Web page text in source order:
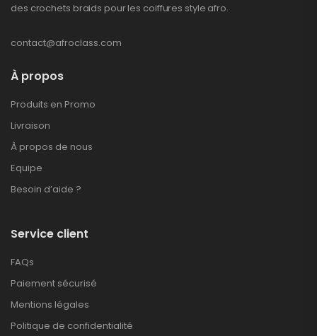
des crochets braids pour les coiffures style afro.
contact@afroclass.com
À propos
Produits en Promo
Livraison
À propos de nous
Equipe
Besoin d’aide ?
Service client
FAQs
Paiement sécurisé
Mentions légales
Politique de confidentialité